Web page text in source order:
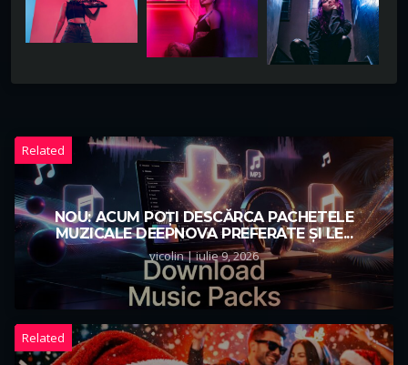
Related
NOU: ACUM POȚI DESCĂRCA PACHETELE
MUZICALE DEEPNOVA PREFERATE ȘI LE...
vicolin | iulie 9, 2026
Related